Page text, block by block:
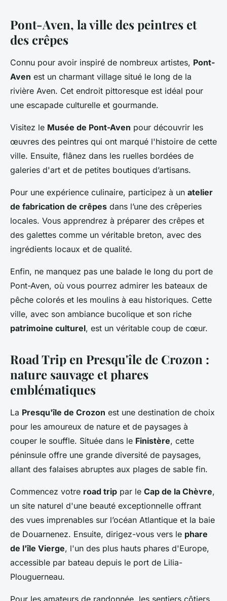
Pont-Aven, la ville des peintres et
des crêpes
Connu pour avoir inspiré de nombreux artistes, Pont-
Aven est un charmant village situé le long de la
rivière Aven. Cet endroit pittoresque est idéal pour
une escapade culturelle et gourmande.
Visitez le Musée de Pont-Aven pour découvrir les
œuvres des peintres qui ont marqué l'histoire de cette
ville. Ensuite, flânez dans les ruelles bordées de
galeries d'art et de petites boutiques d’artisans.
Pour une expérience culinaire, participez à un atelier
de fabrication de crêpes dans l’une des crêperies
locales. Vous apprendrez à préparer des crêpes et
des galettes comme un véritable breton, avec des
ingrédients locaux et de qualité.
Enfin, ne manquez pas une balade le long du port de
Pont-Aven, où vous pourrez admirer les bateaux de
pêche colorés et les moulins à eau historiques. Cette
ville, avec son ambiance bucolique et son riche
patrimoine culturel, est un véritable coup de cœur.
Road Trip en Presqu'île de Crozon :
nature sauvage et phares
emblématiques
La Presqu'île de Crozon est une destination de choix
pour les amoureux de nature et de paysages à
couper le souffle. Située dans le Finistère, cette
péninsule offre une grande diversité de paysages,
allant des falaises abruptes aux plages de sable fin.
Commencez votre road trip par le Cap de la Chèvre,
un site naturel d'une beauté exceptionnelle offrant
des vues imprenables sur l’océan Atlantique et la baie
de Douarnenez. Ensuite, dirigez-vous vers le phare
de l'île Vierge, l'un des plus hauts phares d'Europe,
accessible par bateau depuis le port de Lilia-
Plouguerneau.